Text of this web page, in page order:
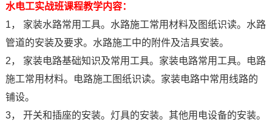
水电工实战班课程教学内容：
1， 家装水路常用工具。水路施工常用材料及图纸识读。水路
管道的安装及要求。水路施工中的附件及洁具安装。
2， 家装电路基础知识及常用工具。家装电路常用工具。电路
施工常用材料。电路施工图纸识读。家装电路中常用线路的
铺设。
3， 开关和插座的安装。灯具的安装。其他用电设备的安装。